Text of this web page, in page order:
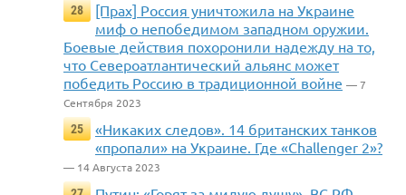
28
[Прах] Россия уничтожила на Украине
миф о непобедимом западном оружии.
Боевые действия похоронили надежду на то,
что Североатлантический альянс может
победить Россию в традиционной войне — 7
Сентября 2023
25
«Никаких следов». 14 британских танков
«пропали» на Украине. Где «Challenger 2»?
— 14 Августа 2023